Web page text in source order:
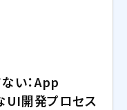
い：App
開発プロセス